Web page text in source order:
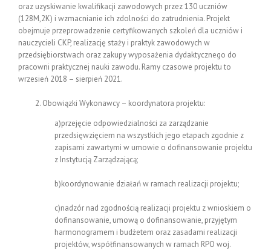
oraz uzyskiwanie kwalifikacji zawodowych przez 130 uczniów
(128M,2K) i wzmacnianie ich zdolności do zatrudnienia. Projekt
obejmuje przeprowadzenie certyfikowanych szkoleń dla uczniów i
nauczycieli CKP, realizację staży i praktyk zawodowych w
przedsiębiorstwach oraz zakupy wyposażenia dydaktycznego do
pracowni praktycznej nauki zawodu. Ramy czasowe projektu to
wrzesień 2018 – sierpień 2021.
Obowiązki Wykonawcy – koordynatora projektu:
a)przejęcie odpowiedzialności za zarządzanie
przedsięwzięciem na wszystkich jego etapach zgodnie z
zapisami zawartymi w umowie o dofinansowanie projektu
z Instytucją Zarządzającą;
b)koordynowanie działań w ramach realizacji projektu;
c)nadzór nad zgodnością realizacji projektu z wnioskiem o
dofinansowanie, umową o dofinansowanie, przyjętym
harmonogramem i budżetem oraz zasadami realizacji
projektów, współfinansowanych w ramach RPO woj.